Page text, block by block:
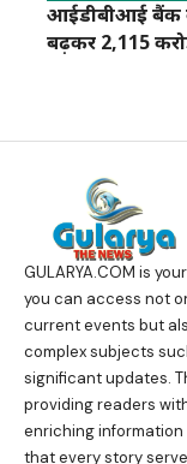
आईडीबीआई बैंक
बढ़कर 2,115
GULARYA.COM is
you can access not
current events but
complex subjects
significant updates.
providing readers
enriching
that every story